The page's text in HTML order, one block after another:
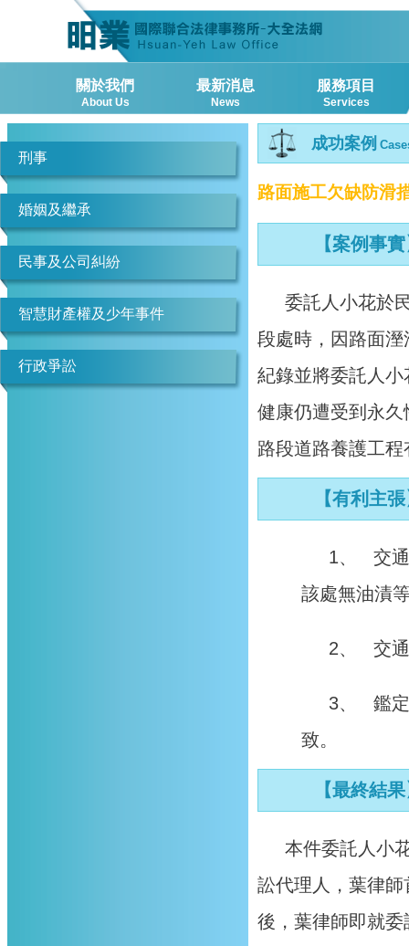
關於我們
About Us
最新消息
News
服務項目
Services
刑事
婚姻及繼承
民事及公司糾紛
智慧財產權及少年事件
行政爭訟
成功案例
路面施工欠缺防滑
【案例事
委託人小花於
段處時，因路面
紀錄並將委託人
健康仍遭受到永
路段道路養護工
【有利主
1、 交通
該處無油漬
2、 交通
3、 鑑定
致。
【最終結
本件委託人小
訟代理人，葉律
後，葉律師即就